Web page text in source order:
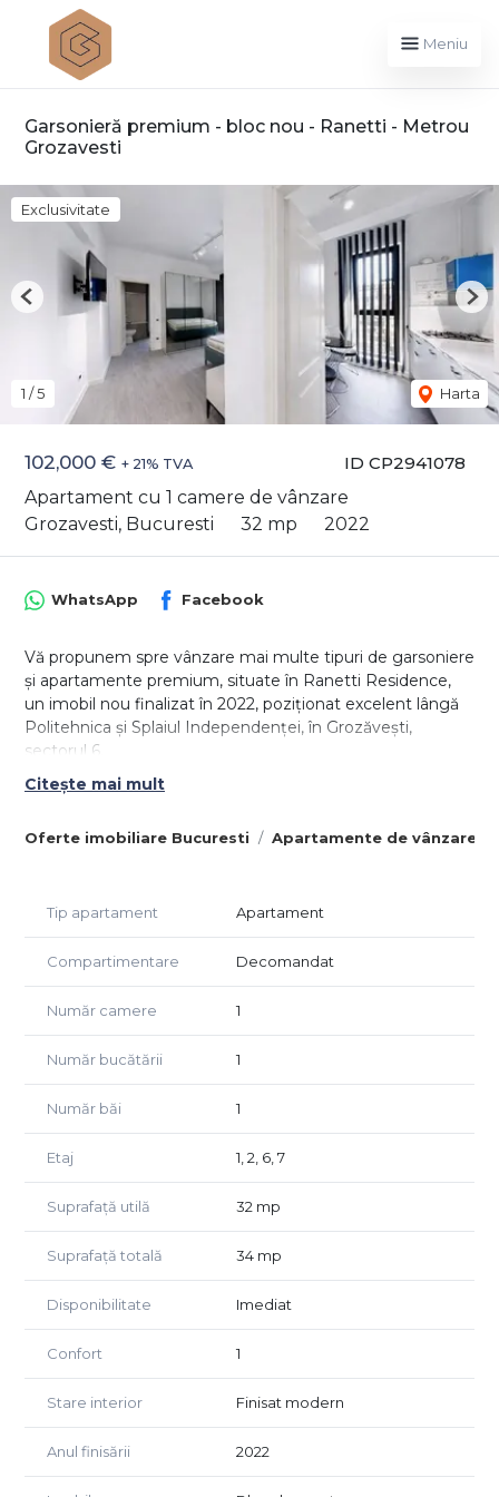
Meniu
Garsonieră premium - bloc nou - Ranetti - Metrou
Grozavesti
ID CP2941078
102,000 € + 21% TVA
Apartament cu 1 camere de vânzare
Grozavesti, Bucuresti
32 mp 2022
Exclusivitate
1 /5 Harta
Previous
Oferte imobiliare Bucuresti Apartamente de vânzare
WhatsApp Facebook
Vă propunem spre vânzare mai multe tipuri de garsoniere
și apartamente premium, situate în Ranetti Residence,
un imobil nou finalizat în 2022, poziționat excelent lângă
Politehnica și Splaiul Independenței, în Grozăvești,
sectorul 6.
📍 Zonă cu cerere ridicată pentru închiriere – ideal pentru
Etaje disponibile: 1, 2, 6, 7
Bloc finalizat în 2022
Balustrade din sticlă fumurie
Compartimentare (model tip):
Dormitor
Bucătărie
Baie
Dressing
Hol
Se predau complet mobilate și utilate:
Pat cu saltea memory
Dressing
Mașină de spălat
Aragaz + hotă
Mobilier bucătărie complet
Baie echipată: cabină duș, WC, chiuvetă, oglindă LED
Spoturi
Uși interior Pinum
Parchet Pinum
Citește mai mult
Tip apartament Apartament
Compartimentare Decomandat
Număr camere 1
Număr bucătării 1
Număr băi 1
Etaj 1, 2, 6, 7
Suprafață utilă 32 mp
Suprafață totală 34 mp
Disponibilitate Imediat
Confort 1
Stare interior Finisat modern
Anul finisării 2022